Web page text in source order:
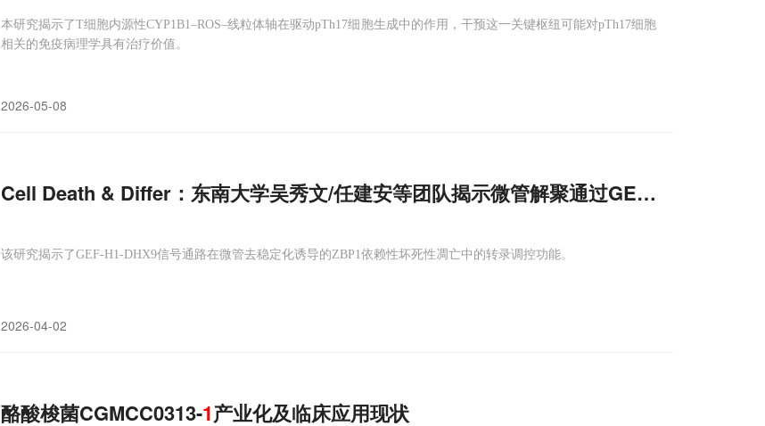
本研究揭示了T细胞内源性CYP1B1–ROS–线粒体轴在驱动pTh17细胞生成中的作用，干预这一关键枢纽可能对pTh17细胞
相关的免疫病理学具有治疗价值。
2026-05-08
Cell Death & Differ：东南大学吴秀文/任建安等团队揭示微管解聚通过GEF-H
该研究揭示了GEF-H1-DHX9信号通路在微管去稳定化诱导的ZBP1依赖性坏死性凋亡中的转录调控功能。
2026-04-02
酪酸梭菌CGMCC0313-1产业化及临床应用现状